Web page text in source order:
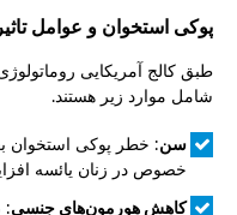
پوکی استخوان و عوامل
طبق کالج آمریکایی
شامل موارد زیر هستند.
سن
خصوص در زنان یائسه
کاهش هورمون‌های جنسی: